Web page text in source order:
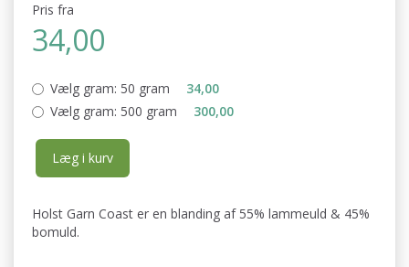
Pris fra
34,00
Vælg gram: 50 gram
34,00
Vælg gram: 500 gram 300,00
Læg i kurv
Holst Garn Coast er en blanding af 55% lammeuld & 45%
bomuld.